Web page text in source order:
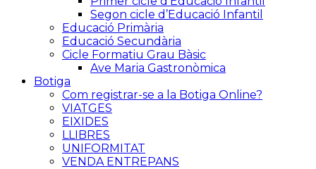
Segon cicle d’Educació Infantil
Educació Primària
Educació Secundària
Cicle Formatiu Grau Bàsic
Ave Maria Gastronòmica
Botiga
Com registrar-se a la Botiga Online?
VIATGES
EIXIDES
LLIBRES
UNIFORMITAT
VENDA ENTREPANS